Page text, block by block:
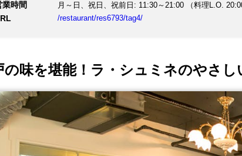
お気軽にお問い合わせ下さい。
業時間 月～日、祝日、祝前日: 11:30～21:00 （料理L.O.
/restaurant/res6793/tag4/
の味を堪能！ラ・シュミネのやさし